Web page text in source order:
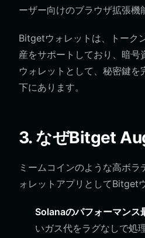
ーザー向けのブラウザ拡張機
Bitgetウォレットは、トーク
産をサポートしており、暗号
ウォレットとして、秘密鍵
下にあります。
3. なぜBitget
ミームコインのような高ボ
ォレットアプリとしてBitget
Solanaのパフォーマンス
いガス代をラグなしで処